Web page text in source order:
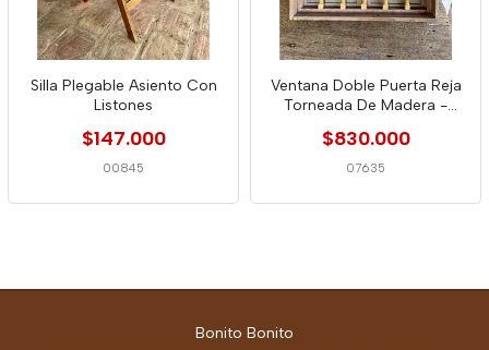
Silla Plegable Asiento Con
Listones
$147.000
00845
Ventana Doble Puerta Reja
Torneada De Madera -
$830.000
07635
Bonito Bonito